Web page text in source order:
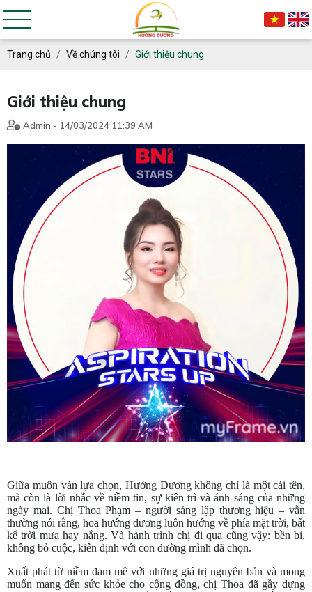
Trang chủ Về chúng tôi Giới thiệu chung
Giới thiệu chung
Admin - 14/03/2024 11:39 AM
Giữa muôn vàn lựa chọn, Hướng Dương không chỉ là một cái tên,
mà còn là lời nhắc về niềm tin, sự kiên trì và ánh sáng của những
ngày mai. Chị Thoa Phạm – người sáng lập thương hiệu – vẫn
thường nói rằng, hoa hướng dương luôn hướng về phía mặt trời, bất
kể trời mưa hay nắng. Và hành trình chị đi qua cũng vậy: bền bỉ,
không bỏ cuộc, kiên định với con đường mình đã chọn.
Xuất phát từ niềm đam mê với những giá trị nguyên bản và mong
muốn mang đến sức khỏe cho cộng đồng, chị Thoa đã gầy dựng